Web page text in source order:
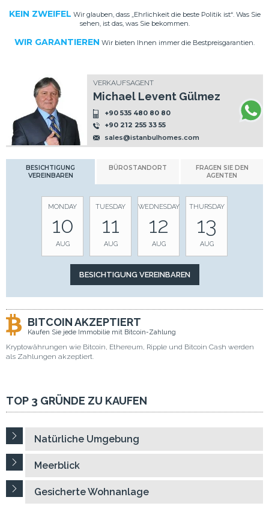
KEIN ZWEIFEL Wir glauben, dass „Ehrlichkeit die beste Politik ist“. Was Sie
sehen, ist das, was Sie bekommen.
WIR GARANTIEREN Wir bieten Ihnen immer die Bestpreisgarantien.
VERKAUFSAGENT
Michael Levent Gülmez
+90 535 480 80 80
+90 212 255 33 55
sales@istanbulhomes.com
BESICHTIGUNG
VEREINBAREN
BÜROSTANDORT
FRAGEN SIE DEN
AGENTEN
MONDAY
10
AUG
TUESDAY
11
AUG
WEDNESDAY
12
AUG
THURSDAY
13
AUG
BITCOIN AKZEPTIERT
Kaufen Sie jede Immobilie mit Bitcoin-Zahlung
Kryptowährungen wie Bitcoin, Ethereum, Ripple und Bitcoin Cash werden
als Zahlungen akzeptiert.
TOP 3 GRÜNDE ZU KAUFEN
Natürliche Umgebung
Meerblick
Gesicherte Wohnanlage